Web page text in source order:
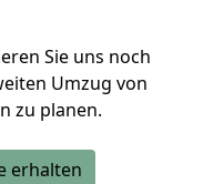
Sie uns noch
Umzug von
zu planen.
erhalten